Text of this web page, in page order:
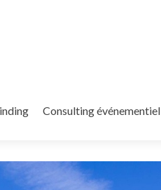
Consulting événementiel